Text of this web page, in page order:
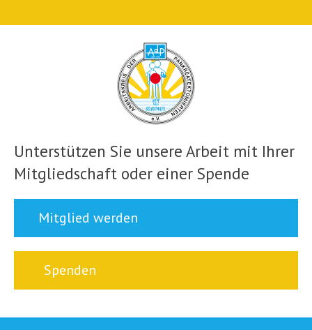
Unterstützen Sie unsere Arbeit mit Ihrer
Mitgliedschaft oder einer Spende
Mitglied werden
Spenden